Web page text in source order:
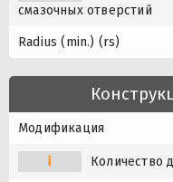
смазочных отверстий
Radius (min.) (rs)
Модификация
i Количество